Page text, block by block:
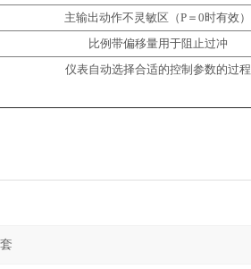
主输出动作不灵敏区（P＝0时有效）
比例带偏移量用于阻止过冲
仪表自动选择合适的控制参数的过程